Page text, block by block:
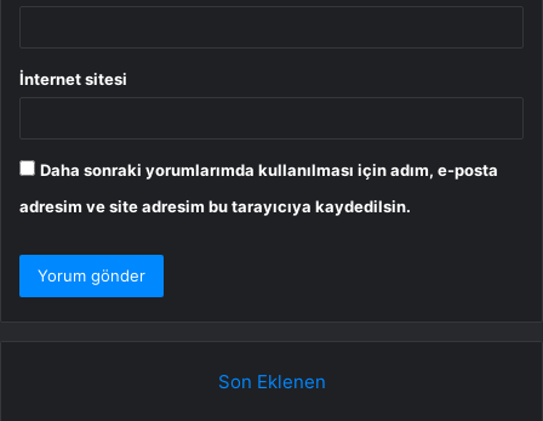
İnternet sitesi
Daha sonraki yorumlarımda kullanılması için adım, e-posta
adresim ve site adresim bu tarayıcıya kaydedilsin.
Son Eklenen